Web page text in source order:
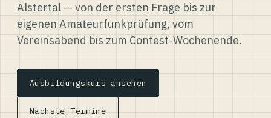
Alstertal — von der ersten Frage bis zur
eigenen Amateurfunkprüfung, vom
Vereinsabend bis zum Contest-Wochenende.
Ausbildungskurs ansehen
Nächste Termine